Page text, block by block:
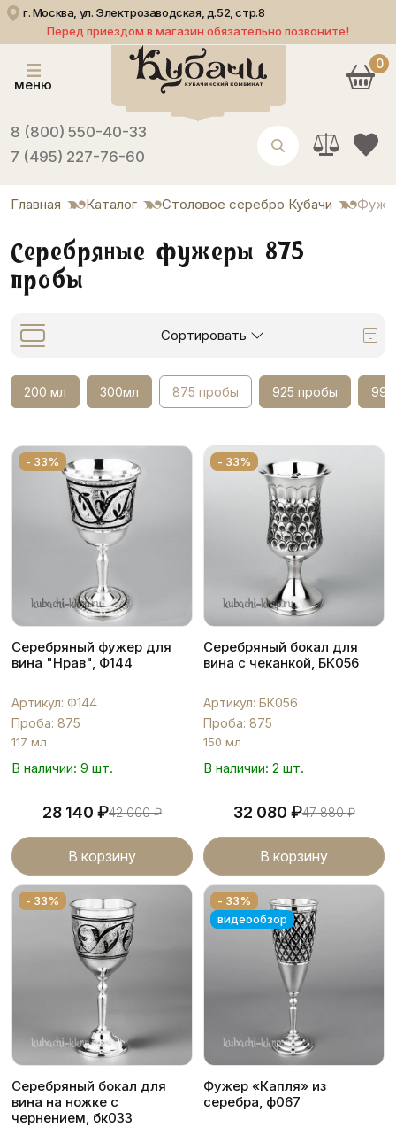
г. Москва, ул. Электрозаводская, д.52, стр.8
Перед приездом в магазин обязательно позвоните!
меню
8 (800) 550-40-33
7 (495) 227-76-60
0
Главная Каталог Столовое серебро Кубачи
Серебряные фужеры 875
пробы
Сортировать
200 мл 300мл 875 пробы 925 пробы
- 33%
Серебряный фужер для
вина "Нрав", Ф144
Артикул: Ф144
Проба: 875
117 мл
В наличии: 9 шт.
28 140 ₽42 000₽
В корзину
- 33%
Серебряный бокал для
вина с чеканкой, БК056
Артикул: БК056
Проба: 875
150 мл
В наличии: 2 шт.
32 080 ₽47 880₽
В корзину
- 33%
Серебряный бокал для
вина на ножке с
чернением, бк033
- 33%
видеообзор
Фужер «Капля» из
серебра, ф067